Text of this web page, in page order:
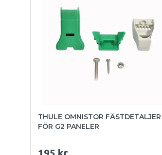
THULE OMNISTOR FÄSTDETALJER
FÖR G2 PANELER
195 kr